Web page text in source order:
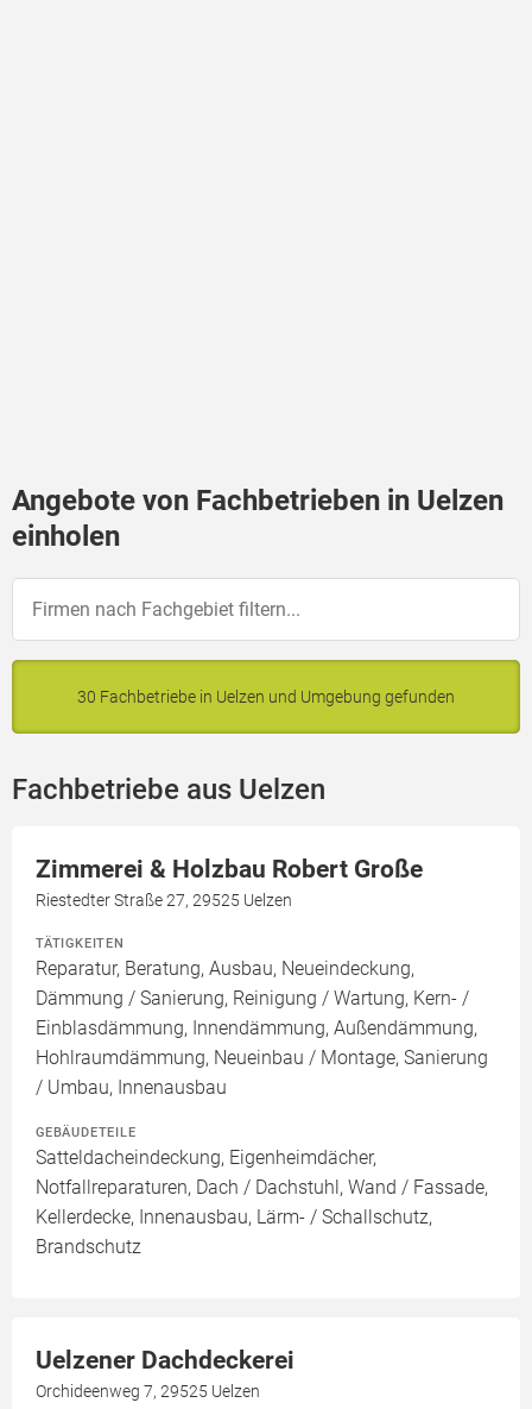
Angebote von Fachbetrieben in Uelzen
einholen
30 Fachbetriebe in Uelzen und Umgebung gefunden
Fachbetriebe aus Uelzen
Zimmerei & Holzbau Robert Große
Riestedter Straße 27, 29525 Uelzen
TÄTIGKEITEN
Reparatur, Beratung, Ausbau, Neueindeckung,
Dämmung / Sanierung, Reinigung / Wartung, Kern- /
Einblasdämmung, Innendämmung, Außendämmung,
Hohlraumdämmung, Neueinbau / Montage, Sanierung
/ Umbau, Innenausbau
GEBÄUDETEILE
Satteldacheindeckung, Eigenheimdächer,
Notfallreparaturen, Dach / Dachstuhl, Wand / Fassade,
Kellerdecke, Innenausbau, Lärm- / Schallschutz,
Brandschutz
Uelzener Dachdeckerei
Orchideenweg 7, 29525 Uelzen